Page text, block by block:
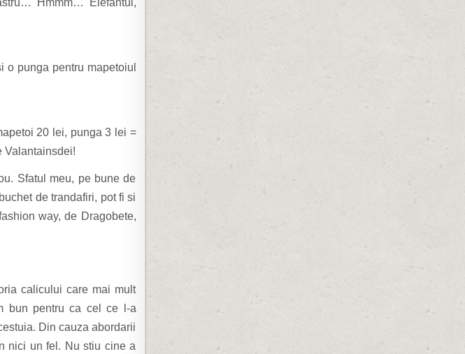
Hmmm… Elefantul,
o punga pentru mapetoiul
20 lei, punga 3 lei =
Valantainsdei!
Sfatul meu, pe bune de
de trandafiri, pot fi si
way, de Dragobete,
calicului care mai mult
bun pentru ca cel ce l-a
Din cauza abordarii
nici un fel. Nu stiu cine a